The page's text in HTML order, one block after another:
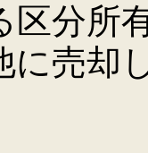
区分所
に売却